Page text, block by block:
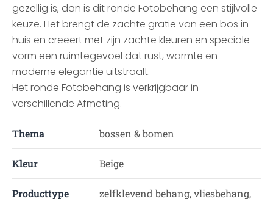
gezellig is, dan is dit ronde Fotobehang een stijlvolle
keuze. Het brengt de zachte gratie van een bos in
huis en creëert met zijn zachte kleuren en speciale
vorm een ruimtegevoel dat rust, warmte en
moderne elegantie uitstraalt.
Het ronde Fotobehang is verkrijgbaar in
verschillende Afmeting.
Thema bossen & bomen
Kleur Beige
Producttype
zelfklevend behang, vliesbehang,